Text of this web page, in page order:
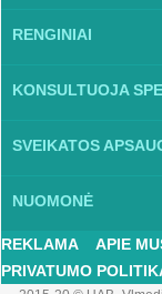
RENGINIAI
KONSULTUOJA
SVEIKATOS
NUOMONĖ
REKLAMA APIE
PRIVATUMO